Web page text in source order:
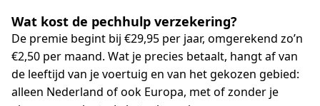
Wat kost de pechhulp verzekering?
De premie begint bij €29,95 per jaar, omgerekend zo’n
€2,50 per maand. Wat je precies betaalt, hangt af van
de leeftijd van je voertuig en van het gekozen gebied:
alleen Nederland of ook Europa, met of zonder je